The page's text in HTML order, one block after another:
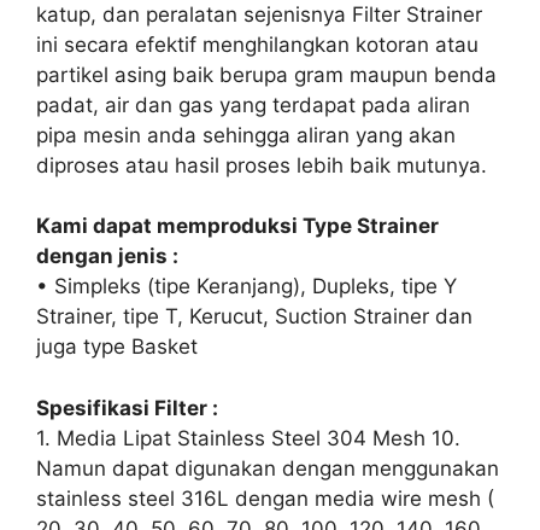
katup, dan peralatan sejenisnya Filter Strainer
ini secara efektif menghilangkan kotoran atau
partikel asing baik berupa gram maupun benda
padat, air dan gas yang terdapat pada aliran
pipa mesin anda sehingga aliran yang akan
diproses atau hasil proses lebih baik mutunya.
Kami dapat memproduksi Type Strainer
dengan jenis :
• Simpleks (tipe Keranjang), Dupleks, tipe Y
Strainer, tipe T, Kerucut, Suction Strainer dan
juga type Basket
Spesifikasi Filter :
1. Media Lipat Stainless Steel 304 Mesh 10.
Namun dapat digunakan dengan menggunakan
stainless steel 316L dengan media wire mesh (